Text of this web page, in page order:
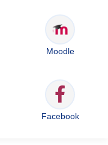
Moodle
Facebook